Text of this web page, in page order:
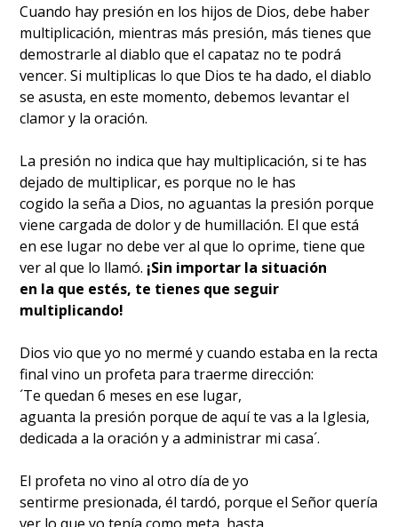
Cuando hay presión en los hijos de Dios, debe haber
multiplicación, mientras más presión, más tienes que
demostrarle al diablo que el capataz no te podrá
vencer. Si multiplicas lo que Dios te ha dado, el diablo
se asusta, en este momento, debemos levantar el
clamor y la oración.
La presión no indica que hay multiplicación, si te has
dejado de multiplicar, es porque no le has
cogido la seña a Dios, no aguantas la presión porque
viene cargada de dolor y de humillación. El que está
en ese lugar no debe ver al que lo oprime, tiene que
ver al que lo llamó. ¡Sin importar la situación
en la que estés, te tienes que seguir
multiplicando!
Dios vio que yo no mermé y cuando estaba en la recta
final vino un profeta para traerme dirección:
´Te quedan 6 meses en ese lugar,
aguanta la presión porque de aquí te vas a la Iglesia,
dedicada a la oración y a administrar mi casa´.
El profeta no vino al otro día de yo
sentirme presionada, él tardó, porque el Señor quería